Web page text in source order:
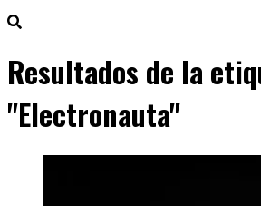
Resultados de la
"Electronauta"